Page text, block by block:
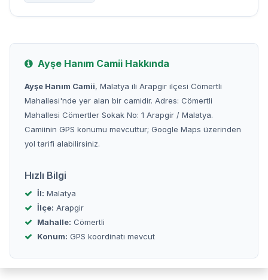
Ayşe Hanım Camii Hakkında
Ayşe Hanım Camii, Malatya ili Arapgir ilçesi Cömertli
Mahallesi'nde yer alan bir camidir. Adres: Cömertli
Mahallesi Cömertler Sokak No: 1 Arapgir / Malatya.
Camiinin GPS konumu mevcuttur; Google Maps üzerinden
yol tarifi alabilirsiniz.
Hızlı Bilgi
İl: Malatya
İlçe: Arapgir
Mahalle: Cömertli
Konum: GPS koordinatı mevcut